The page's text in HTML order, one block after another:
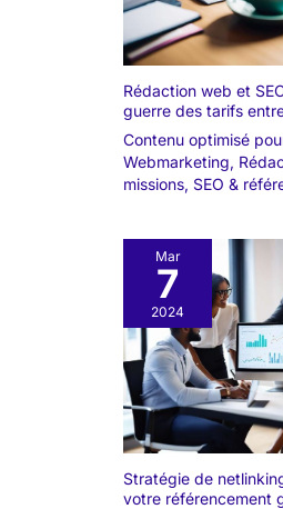
Rédaction web et
guerre des tarifs
Contenu optimisé
Webmarketing,
missions, SEO &
Mar
7
2024
Stratégie de
votre référencement